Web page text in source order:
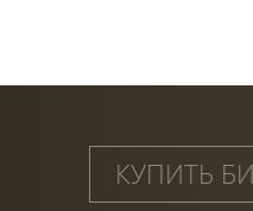
КУПИТЬ